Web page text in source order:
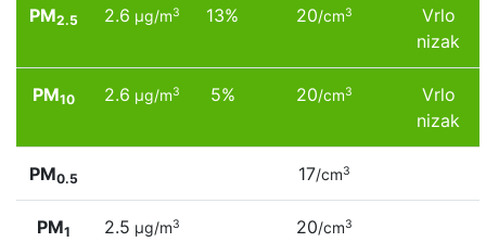
PM2.5 2.6 µg/m3 13% 20/cm3
Vrlo
nizak
PM10 2.6 µg/m3 5% 20/cm3
Vrlo
nizak
PM0.5 17/cm3
PM1 2.5 µg/m3 20/cm3